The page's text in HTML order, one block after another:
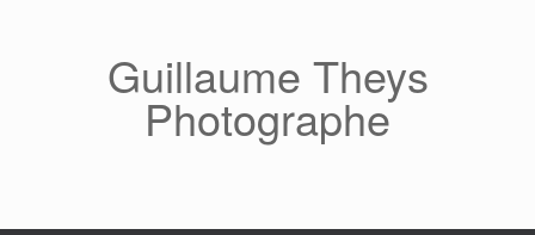
Guillaume Theys
Photographe